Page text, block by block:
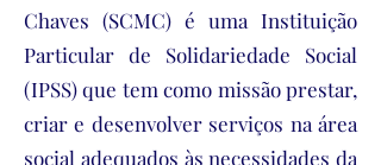
Chaves (SCMC) é uma Instituição
Particular de Solidariedade Social
(IPSS) que tem como missão prestar,
criar e desenvolver serviços na área
social adequados às necessidades da